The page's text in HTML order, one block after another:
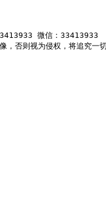
微信：33413933
，否则视为侵权，将追究一